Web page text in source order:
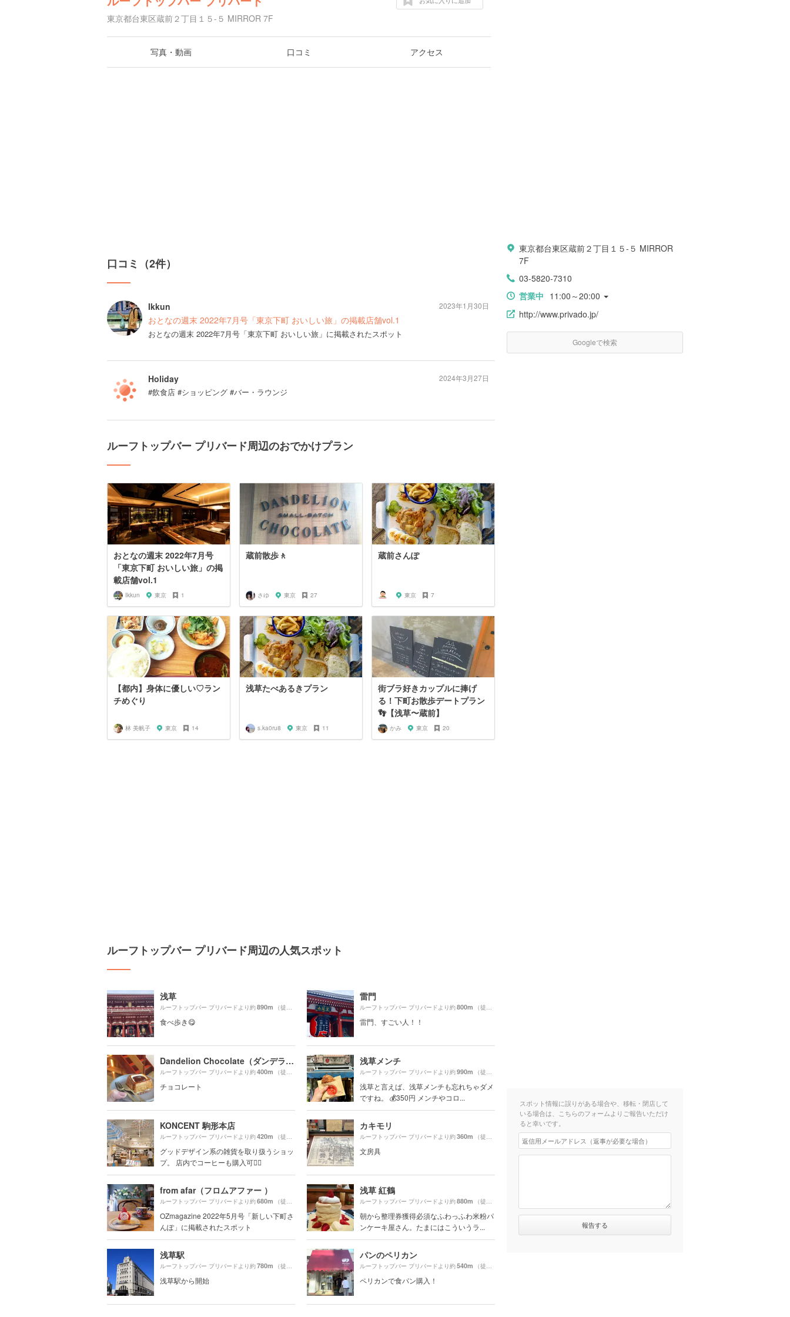
東京都台東区蔵前２丁目１５-５ MIRROR 7F
写真・動画 口コミ アクセス
口コミ（2件）
Ikkun
おとなの週末 2022年7月号「東京下町 おいしい旅」の掲載店舗vol.1
おとなの週末 2022年7月号「東京下町 おいしい旅」に掲載されたスポット
2023年1月30日
Holiday
#飲食店 #ショッピング #バー・ラウンジ
2024年3月27日
ルーフトップバー プリバード周辺のおでかけプラン
おとなの週末 2022年7月号
「東京下町 おいしい旅」の掲
載店舗vol.1
Ikkun 東京 1
蔵前散歩🚶
さゆ 東京 27
蔵前さんぽ
東京 7
【都内】身体に優しい♡ラン
チめぐり
林 美帆子 東京 14
浅草たべあるきプラン
s.ka0ru8 東京 11
街ブラ好きカップルに捧げ
る！下町お散歩デートプラン
👣【浅草〜蔵前】
かみ 東京 20
ルーフトップバー プリバード周辺の人気スポット
浅草
ルーフトップバー プリバードより約890m （徒歩15分）
食べ歩き😋
雷門
ルーフトップバー プリバードより約800m （徒歩14分）
雷門、すごい人！！
Dandelion Chocolate（ダンデライオンチョコレート）
ルーフトップバー プリバードより約400m （徒歩7分）
チョコレート
浅草メンチ
ルーフトップバー プリバードより約990m （徒歩17分）
浅草と言えば、浅草メンチも忘れちゃダメ
ですね。 💰350円 メンチやコロ...
KONCENT 駒形本店
ルーフトップバー プリバードより約420m （徒歩8分）
グッドデザイン系の雑貨を取り扱うショッ
プ。 店内でコーヒーも購入可🙆‍♀️
カキモリ
ルーフトップバー プリバードより約360m （徒歩7分）
文房具
from afar（フロムアファー ）
ルーフトップバー プリバードより約680m （徒歩12分）
OZmagazine 2022年5月号「新しい下町さ
んぽ」に掲載されたスポット
浅草 紅鶴
ルーフトップバー プリバードより約880m （徒歩15分）
朝から整理券獲得必須なふわっふわ米粉パ
ンケーキ屋さん。たまにはこういうラ...
浅草駅
ルーフトップバー プリバードより約780m （徒歩14分）
浅草駅から開始
パンのペリカン
ルーフトップバー プリバードより約540m （徒歩9分）
ペリカンで食パン購入！
東京都台東区蔵前２丁目１５-５ MIRROR
7F
03-5820-7310
営業中 11:00～20:00
http://www.privado.jp/
Googleで検索
スポット情報に誤りがある場合や、移転・閉店して
いる場合は、こちらのフォームよりご報告いただけ
ると幸いです。